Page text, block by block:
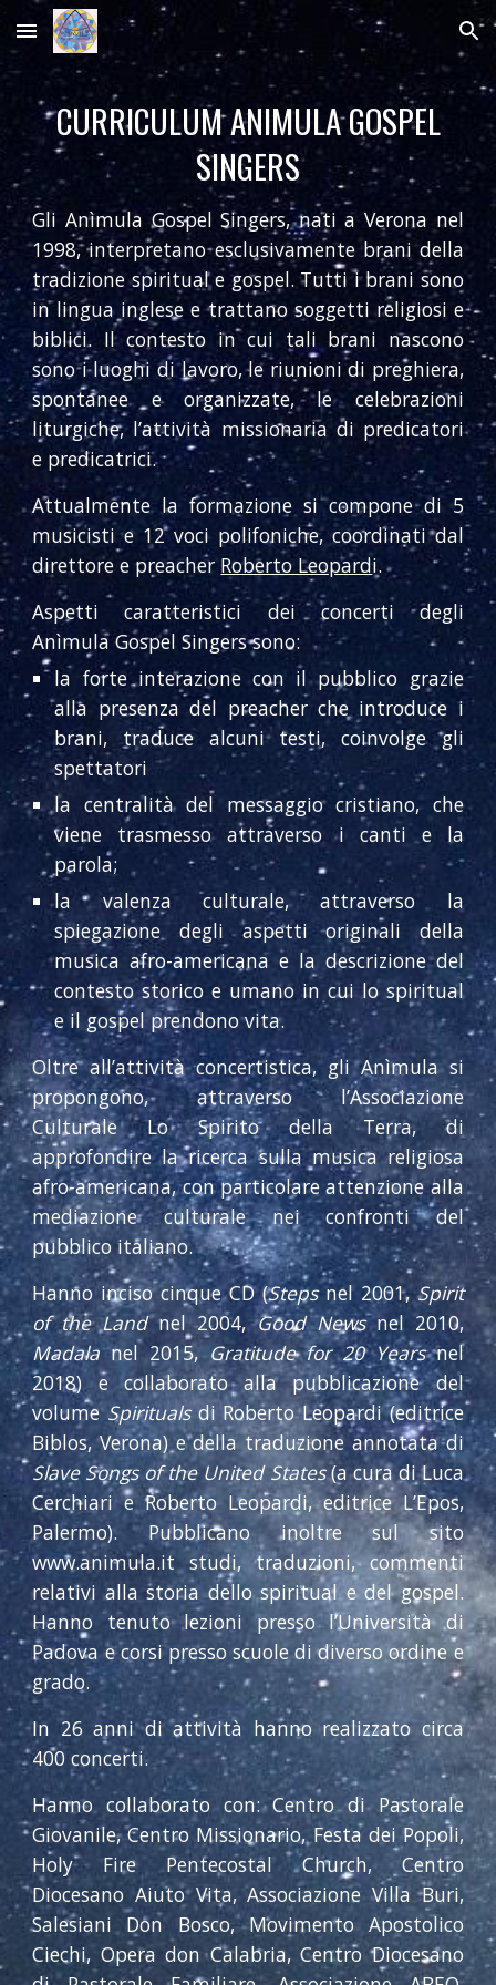
Skip to main content Skip to navigation
CURRICULUM ANIMULA GOSPEL
SINGERS
Gli Anìmula Gospel Singers, nati a Verona nel
1998, interpretano esclusivamente brani della
tradizione spiritual e gospel. Tutti i brani sono
in lingua inglese e trattano soggetti religiosi e
biblici. Il contesto in cui tali brani nascono
sono i luoghi di lavoro, le riunioni di preghiera,
spontanee e organizzate, le celebrazioni
liturgiche, l’attività missionaria di predicatori
e predicatrici.
Attualmente la formazione si compone di 5
musicisti e 12voci polifoniche, coordinati dal
direttore e preacher Roberto Leopardi.
Aspetti caratteristici dei concerti degli
Anìmula Gospel Singers sono:
la forte interazione con il pubblico grazie
alla presenza del preacher che introduce i
brani, traduce alcuni testi, coinvolge gli
spettatori
la centralità del messaggio cristiano, che
viene trasmesso attraverso i canti e la
parola;
la valenza culturale, attraverso la
spiegazione degli aspetti originali della
musica afro-americana e la descrizione del
contesto storico e umano in cui lo spiritual
e il gospel prendono vita.
Oltre all’attività concertistica, gli Anìmula si
propongono, attraverso l’Associazione
Culturale Lo Spirito della Terra, di
approfondire la ricerca sulla musica religiosa
afro-americana, con particolare attenzione alla
mediazione culturale nei confronti del
pubblico italiano.
Hanno inciso cinque CD (Stepsnel 2001,Spirit
of the Landnel 2004,Good Newsnel 2010,
Madalanel 2015,Gratitude for 20 Yearsnel
2018) e collaborato alla pubblicazione del
volumeSpiritualsdi Roberto Leopardi (editrice
Biblos, Verona) e della traduzione annotata di
Slave Songs of the United States(a cura di Luca
Cerchiari e Roberto Leopardi, editrice L’Epos,
Palermo). Pubblicano inoltre sul sito
www.animula.it studi, traduzioni, commenti
relativi alla storia dello spiritual e del gospel.
Hanno tenuto lezioni presso l’Università di
Padova e corsi presso scuole di diverso ordine e
grado.
In 26 anni di attività hanno realizzatocirca
400 concerti.
Hanno collaborato con: Centro di Pastorale
Giovanile, Centro Missionario, Festa dei Popoli,
Holy Fire Pentecostal Church, Centro
Diocesano Aiuto Vita, Associazione Villa Buri,
Salesiani Don Bosco, Movimento Apostolico
Ciechi, Opera don Calabria, Centro Diocesano